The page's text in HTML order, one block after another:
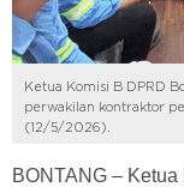
Ketua Komisi B DPRD
perwakilan kontraktor
(12/5/2026).
BONTANG –